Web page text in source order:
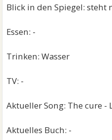
Blick in den Spiegel: steht
Essen: -
Trinken: Wasser
TV: -
Aktueller Song: The cure -
Aktuelles Buch: -